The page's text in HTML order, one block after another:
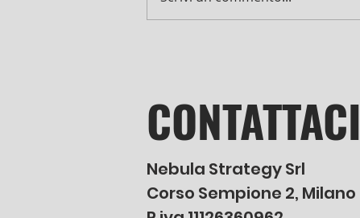
(secondo noi)
CONTATTACI
Nebula Strategy Srl
Corso Sempione 2, Milano